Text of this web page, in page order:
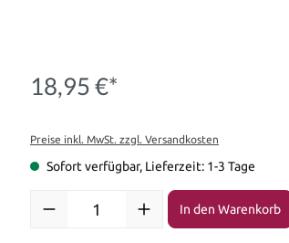
18,95 €*
Preise inkl. MwSt. zzgl. Versandkosten
Sofort verfügbar, Lieferzeit: 1-3 Tage
Produkt Anzahl: Gib den gewünschten
In den Warenkorb